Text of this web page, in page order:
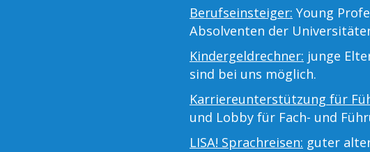
Berufseinsteiger: Young
Absolventen der
Kindergeldrechner: junge
sind bei uns möglich.
Karriereunterstützung für
und Lobby für Fach- und
LISA! Sprachreisen: guter